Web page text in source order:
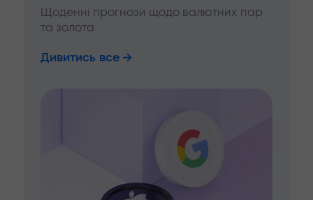
Щоденні прогнози щодо валютних пар
та золота
Дивитись все